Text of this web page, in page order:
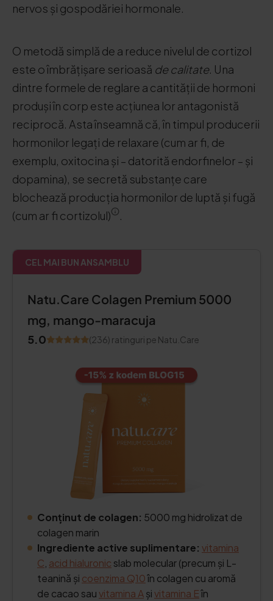
nervos și gospodăriei hormonale.
O metodă simplă de a reduce nivelul de cortizol
este o îmbrățișare serioasă de calitate. Una
dintre formele de reglare a cantității de hormoni
produși în corp este acțiunea lor antagonistă
reciprocă. Asta înseamnă că, în timpul producerii
hormonilor legați de relaxare (cum ar fi, de
exemplu, oxitocina și – datorită endorfinelor – și
dopamina), se secretă substanțe care
blochează producția hormonilor de luptă și fugă
(cum ar fi cortizolul)
CEL MAI BUN ANSAMBLU
Natu.Care Colagen Premium 5000
mg, mango-maracuja
5.0 (236) ratinguri pe Natu.Care
Conținut de colagen: 5000 mg hidrolizat de
colagen marin
Ingrediente active suplimentare: vitamina
C acid hialuronic slab molecular (precum și L-
teanină și coenzima Q10în colagen cu aromă
de cacao sauvitamina Așivitamina Eîn